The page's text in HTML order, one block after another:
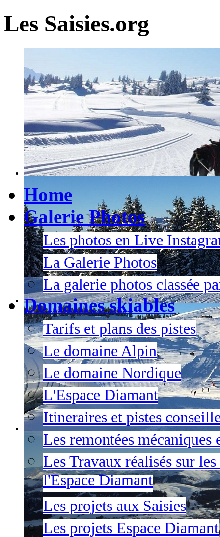
Les Saisies.org
Home
Galerie Photos
Les photos en Live
La Galerie Photos
La galerie photos classée
Domaines skiables
Tarifs et plans des pistes
Le domaine Alpin
Le domaine Nordique
L'Espace Diamant
Itineraires et pistes
Les remontées mécaniques
Les Travaux réalisés sur
l'Espace Diamant
Les projets aux Saisies
Les projets Espace Diamant